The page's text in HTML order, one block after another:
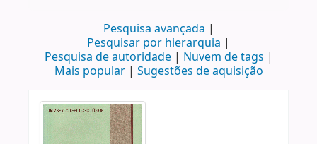
Pesquisa avançada
Pesquisar por hierarquia
Pesquisa de autoridade
Nuvem de tags
Mais popular
Sugestões de aquisição